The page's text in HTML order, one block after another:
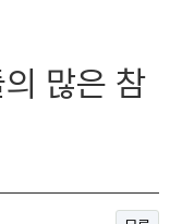
많은 참